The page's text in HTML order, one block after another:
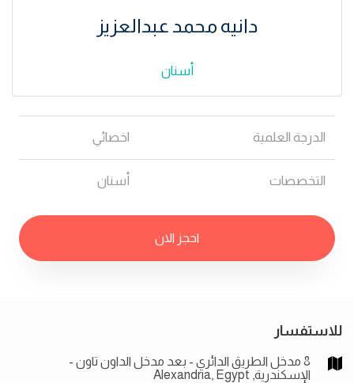
دانيه محمد عبدالعزيز
أسنان
الدرجة العلمية اخصائي
التخصصات أسنان
احجز الان
للاستفسار
8 مدخل الطريق الدائري - بعد مدخل الداون تاون -
الإسكندرية, Alexandria, Egypt